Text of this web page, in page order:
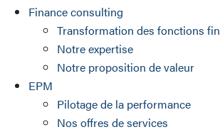
Finance consulting
Transformation des fonctions
Notre expertise
Notre proposition de valeur
EPM
Pilotage de la performance
Nos offres de services